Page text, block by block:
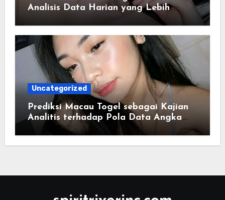
Analisis Data Harian yang Lebih
Uncategorized
Prediksi Macau Togel sebagai Kajian
Analitis terhadap Pola Data Angka
yang Tersusun Sistematis